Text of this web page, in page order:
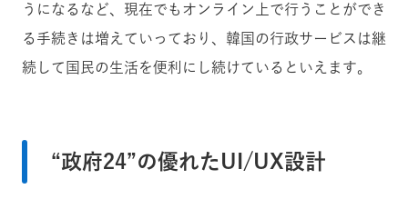
うになるなど、現在でもオンライン上で行うことができ
る手続きは増えていっており、韓国の行政サービスは継
続して国民の生活を便利にし続けているといえます。
“政府24”の優れたUI/UX設計